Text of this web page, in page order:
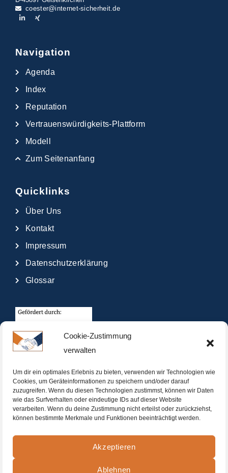
Cookie-Zustimmung
verwalten
Um dir ein optimales Erlebnis zu bieten, verwenden wir Technologien wie
Cookies, um Geräteinformationen zu speichern und/oder darauf
zuzugreifen. Wenn du diesen Technologien zustimmst, können wir Daten
wie das Surfverhalten oder eindeutige IDs auf dieser Website
verarbeiten. Wenn du deine Zustimmung nicht erteilst oder zurückziehst,
können bestimmte Merkmale und Funktionen beeinträchtigt werden.
Akzeptieren
Ablehnen
coester@internet-sicherheit.de
Navigation
Agenda
Index
Reputation
Vertrauenswürdigkeits-Plattform
Modell
Zum Seitenanfang
Quicklinks
Über Uns
Kontakt
Impressum
Datenschutzerklärung
Glossar